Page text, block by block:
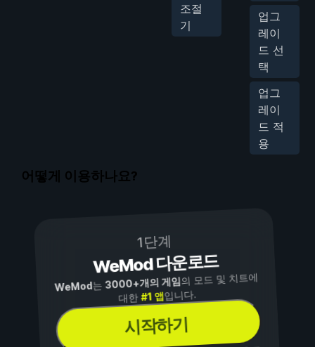
조절
기
업그
레이
드 선
택
업그
레이
드 적
용
어떻게 이용하나요?
1단계
WeMod 다운로드
WeMod는3000+개의 게임의 모드 및 치트에
대한#1 앱입니다.
시작하기